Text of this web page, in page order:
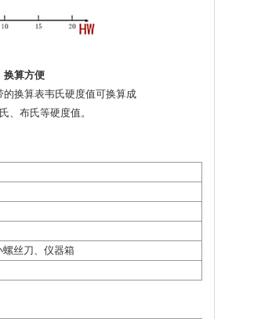
换算方便
的换算表韦氏硬度值可换算成
、布氏等硬度值。
丝刀、仪器箱